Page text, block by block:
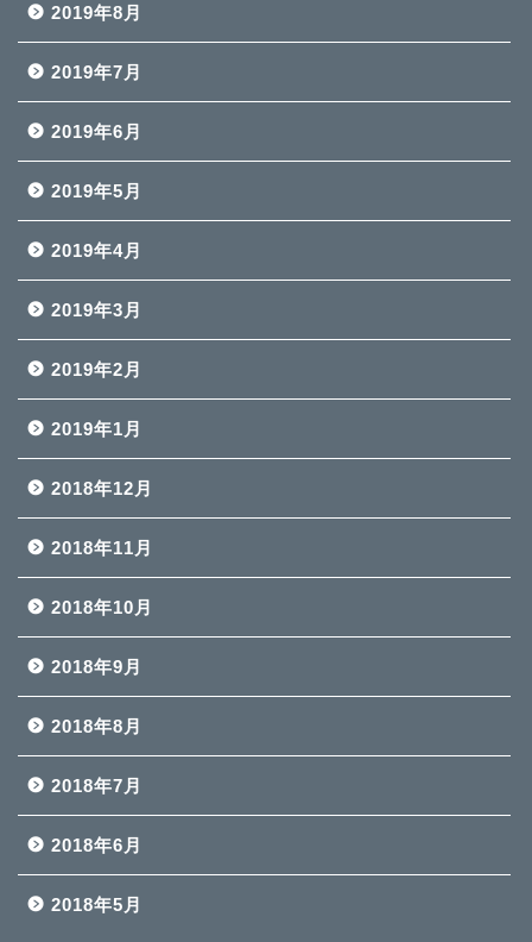
2019年8月
2019年7月
2019年6月
2019年5月
2019年4月
2019年3月
2019年2月
2019年1月
2018年12月
2018年11月
2018年10月
2018年9月
2018年8月
2018年7月
2018年6月
2018年5月